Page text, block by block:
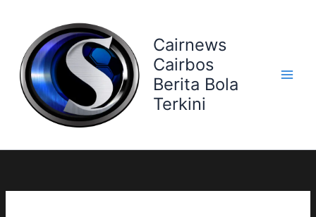
content
Cairnews
Cairbos
Berita Bola
Terkini